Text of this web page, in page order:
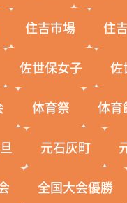
住吉市場 住
佐世保女子 佐
体育祭 体育
元石灰町
全国大会優勝